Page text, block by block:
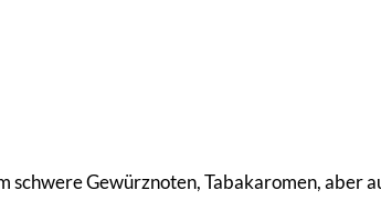
Gewürznoten, Tabakaromen, aber